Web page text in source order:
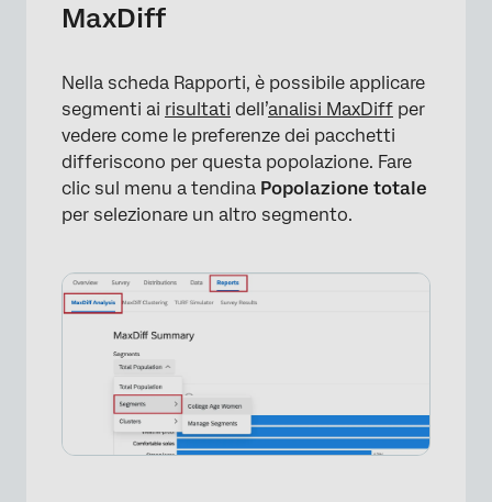
MaxDiff
Nella scheda Rapporti, è possibile applicare
segmenti ai risultati dell’analisi MaxDiff per
vedere come le preferenze dei pacchetti
differiscono per questa popolazione. Fare
clic sul menu a tendina Popolazione totale
per selezionare un altro segmento.